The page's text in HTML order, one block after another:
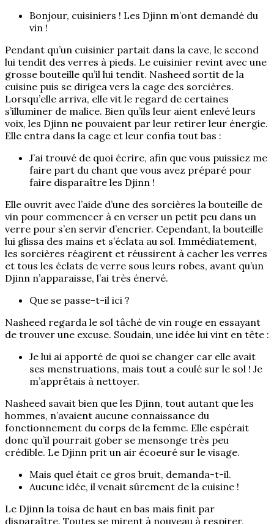
Bonjour, cuisiniers ! Les Djinn m’ont demandé du
vin !
Pendant qu’un cuisinier partait dans la cave, le second
lui tendit des verres à pieds. Le cuisinier revint avec une
grosse bouteille qu’il lui tendit. Nasheed sortit de la
cuisine puis se dirigea vers la cage des sorcières.
Lorsqu’elle arriva, elle vit le regard de certaines
s’illuminer de malice. Bien qu’ils leur aient enlevé leurs
voix, les Djinn ne pouvaient par leur retirer leur énergie.
Elle entra dans la cage et leur confia tout bas :
J’ai trouvé de quoi écrire, afin que vous puissiez me
faire part du chant que vous avez préparé pour
faire disparaître les Djinn !
Elle ouvrit avec l’aide d’une des sorcières la bouteille de
vin pour commencer à en verser un petit peu dans un
verre pour s’en servir d’encrier. Cependant, la bouteille
lui glissa des mains et s’éclata au sol. Immédiatement,
les sorcières réagirent et réussirent à cacher les verres
et tous les éclats de verre sous leurs robes, avant qu’un
Djinn n’apparaisse, l’ai très énervé.
Que se passe-t-il ici ?
Nasheed regarda le sol tâché de vin rouge en essayant
de trouver une excuse. Soudain, une idée lui vint en tête :
Je lui ai apporté de quoi se changer car elle avait
ses menstruations, mais tout a coulé sur le sol ! Je
m’apprêtais à nettoyer.
Nasheed savait bien que les Djinn, tout autant que les
hommes, n’avaient aucune connaissance du
fonctionnement du corps de la femme. Elle espérait
donc qu’il pourrait gober se mensonge très peu
crédible. Le Djinn prit un air écoeuré sur le visage.
Mais quel était ce gros bruit, demanda-t-il.
Aucune idée, il venait sûrement de la cuisine !
Le Djinn la toisa de haut en bas mais finit par
disparaître. Toutes se mirent à nouveau à respirer,